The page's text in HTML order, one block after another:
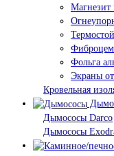
Магнезит
Фольга
Экраны
Кровельная
Дымососы Darco
Дымососы